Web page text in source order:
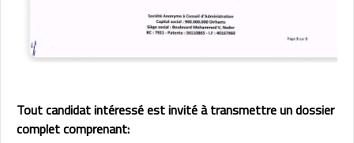
Tout candidat intéressé est invité à transmettre un dossier
complet comprenant: